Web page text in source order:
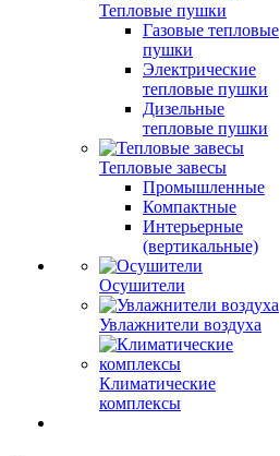
Тепловые пушки
Газовые тепловые
пушки
Электрические
тепловые пушки
Дизельные
тепловые пушки
Тепловые завесы
Промышленные
Компактные
Интерьерные
(вертикальные)
Осушители
Увлажнители воздуха
Климатические
комплексы